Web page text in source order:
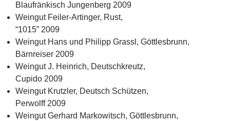
Blaufränkisch Jungenberg 2009
Weingut Feiler-Artinger, Rust,
“1015” 2009
Weingut Hans und Philipp Grassl, Göttlesbrunn,
Bärnreiser 2009
Weingut J. Heinrich, Deutschkreutz,
Cupido 2009
Weingut Krutzler, Deutsch Schützen,
Perwolff 2009
Weingut Gerhard Markowitsch, Göttlesbrunn,